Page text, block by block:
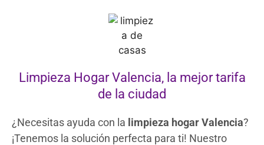
Limpieza Hogar Valencia, la mejor tarifa
de la ciudad
¿Necesitas ayuda con la limpieza hogar Valencia?
¡Tenemos la solución perfecta para ti! Nuestro